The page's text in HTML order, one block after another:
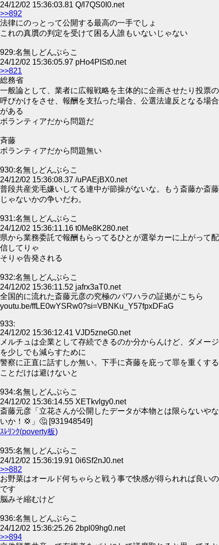
24/12/02 15:36:03.81 Q/l7QS0I0.net
>>892
法律にのっとって公開する最高の一手でしょ
これの真贋の判定を受けて困る人誰もいないじゃない
929:名無しどんぶらこ
24/12/02 15:36:05.97 pHo4PISt0.net
>>821
総務省
一般論として、業者に広報戦略を主体的に企画させたり投票の
呼びかけをさせ、報酬を支払った場合、公選法違反となる場合
がある
ボランティアだから問題だ
斉藤
ボランティアだから問題無い
930:名無しどんぶらこ
24/12/02 15:36:08.37 /uPAEjBX0.net
普段共産党毛嫌いしてる連中が節操がないな。もう斎藤か斎藤
じゃないかの争いだわ。
931:名無しどんぶらこ
24/12/02 15:36:11.16 t0Me8K280.net
県から業務委託で報酬もらってるひとが選挙カーに上がって配
信してりゃ
そりゃ告発される
932:名無しどんぶらこ
24/12/02 15:36:11.52 jafrx3aT0.net
全国的に流れた斎藤元彦の究極のパワハラの証拠がこちら
youtu.be/ffLE0wYSRw0?si=VBNKu_Y57fpxDFaG
933:
24/12/02 15:36:12.41 VJD5zneG0.net
メルチュは企業として存続できるのか分からんけど、ダメージ
を少しでも減らすために
警察に正直に話すしか無い。下手に斉藤を庇って罪を重くする
ことだけは避けないと
934:名無しどんぶらこ
24/12/02 15:36:14.55 XETkvlgy0.net
斎藤元彦「立花さんが公開したデータが本物とは限らないやな
いか！💢」🤔 [931948549]
ｽﾚﾘﾝｸ(poverty板)
935:名無しどんぶらこ
24/12/02 15:36:19.91 0i6Sf2nJ0.net
>>882
お野菜はオールド何ちゃらと戦う事で快感が得られれば良いの
です
脳みそ縮むけど
936:名無しどんぶらこ
24/12/02 15:36:25.26 2bpl09hg0.net
>>894